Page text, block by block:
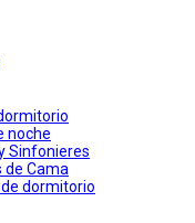
noche
Sinfonieres
de Cama
dormitorio